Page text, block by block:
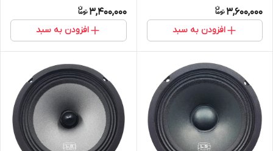
3,600,000
افزودن به سبد
3,400,000
افزودن به سبد